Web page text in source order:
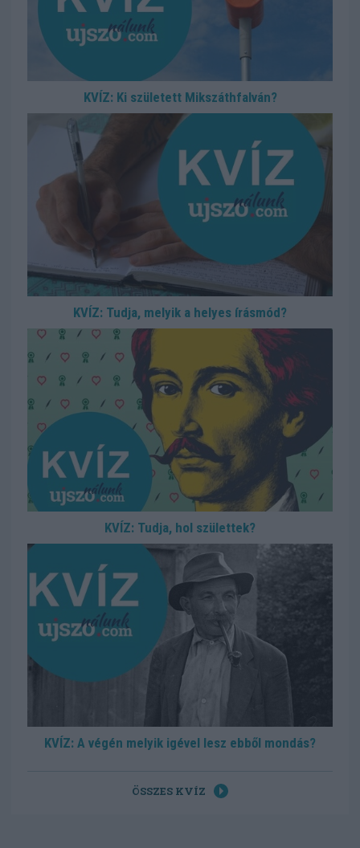
KVÍZ: Ki született Mikszáthfalván?
KVÍZ: Tudja, melyik a helyes írásmód?
KVÍZ: Tudja, hol születtek?
KVÍZ: A végén melyik igével lesz ebből mondás?
ÖSSZES KVÍZ